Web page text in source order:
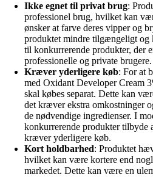
Ikke egnet til privat brug:
professionel brug, hvilket kan
ønsker at farve deres vipper og
produktet mindre tilgængeligt
til konkurrerende produkter, der
professionelle og private brugere.
Kræver yderligere køb: For at
med Oxidant Developer Cream
skal købes separat. Dette kan
det kræver ekstra omkostninger
de nødvendige ingredienser. I
konkurrerende produkter tilbyde
kræver yderligere køb.
Kort holdbarhed: Produktet
hvilket kan være kortere end
markedet. Dette kan være en